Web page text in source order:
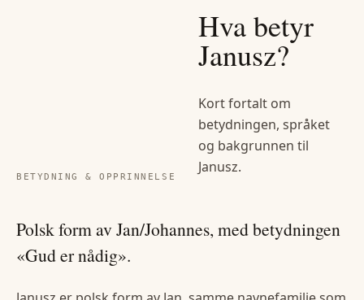
BETYDNING & OPPRINNELSE
Hva betyr
Janusz?
Kort fortalt om
betydningen, språket
og bakgrunnen til
Janusz.
Polsk form av Jan/Johannes, med betydningen
«Gud er nådig».